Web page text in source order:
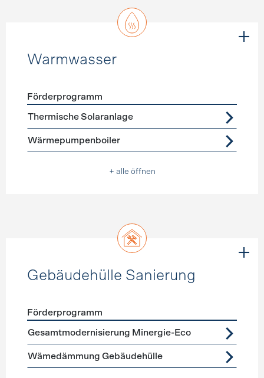
Warmwasser
Förderprogramme Warmwasser
Förderprogramm
Thermische Solaranlage
Wärmepumpenboiler
+ alle öffnen
Gebäudehülle Sanierung
Förderprogramme Gebäudehülle Sanierung
Förderprogramm
Gesamtmodernisierung Minergie-Eco
Wämedämmung Gebäudehülle